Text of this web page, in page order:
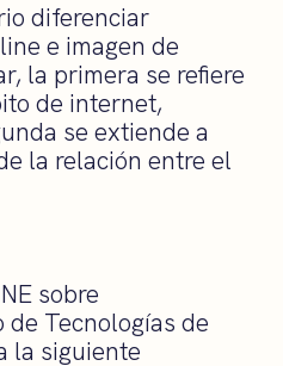
diferenciar
e imagen de
la primera se refiere
de internet,
se extiende a
la relación entre el
sobre
de Tecnologías de
la siguiente